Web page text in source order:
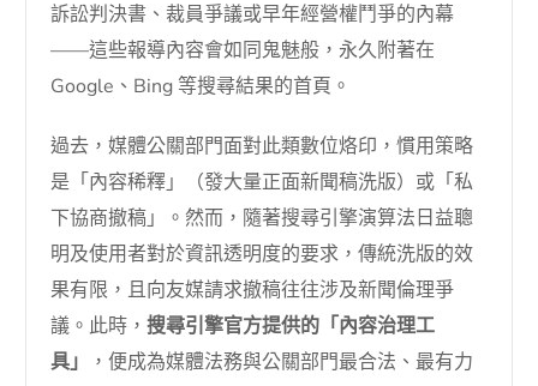
訴訟判決書、裁員爭議或早年經營權鬥爭的內幕
——這些報導內容會如同鬼魅般，永久附著在
Google、Bing 等搜尋結果的首頁。
過去，媒體公關部門面對此類數位烙印，慣用策略
是「內容稀釋」（發大量正面新聞稿洗版）或「私
下協商撤稿」。然而，隨著搜尋引擎演算法日益聰
明及使用者對於資訊透明度的要求，傳統洗版的效
果有限，且向友媒請求撤稿往往涉及新聞倫理爭
議。此時，搜尋引擎官方提供的「內容治理工
具」
，便成為媒體法務與公關部門最合法、最有力